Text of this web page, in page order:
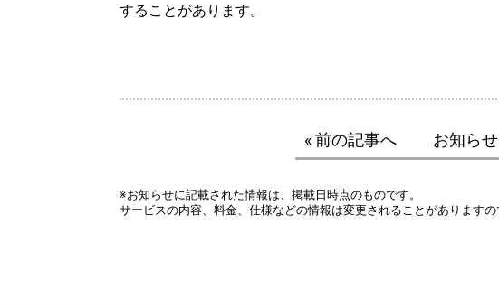
することがあります。
« 前の記事へ お知ら
※お知らせに記載された情報は、掲載日時点のものです。
サービスの内容、料金、仕様などの情報は変更されることがありますの